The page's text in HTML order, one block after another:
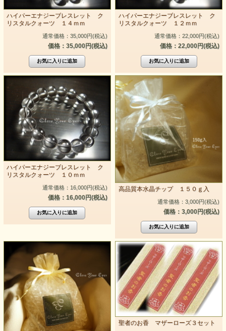
ハイパーエナジーブレスレット ク
リスタルクォーツ １４ｍｍ
通常価格：35,000円(税込)
価格：35,000円(税込)
ハイパーエナジーブレスレット ク
リスタルクォーツ １２ｍｍ
通常価格：22,000円(税込)
価格：22,000円(税込)
ハイパーエナジーブレスレット ク
リスタルクォーツ １０ｍｍ
通常価格：16,000円(税込)
価格：16,000円(税込)
高品質本水晶チップ １５０ｇ入
通常価格：3,000円(税込)
価格：3,000円(税込)
聖者のお香 マザーローズ３セット